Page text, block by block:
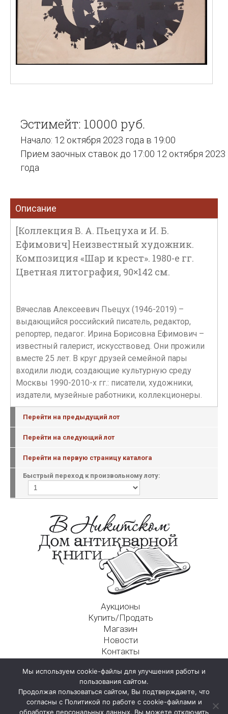
Эстимейт: 10000 руб.
Начало: 12 октября 2023 года в 19:00
Прием заочных ставок до 17:00 12 октября 2023
года
Описание
[Коллекция В. А. Пьецуха и И. Б.
Ефимович] Неизвестный художник.
Композиция «Шар и крест». 1980-е гг.
Цветная литография, 90×142 см.
Вячеслав Алексеевич Пьецух (1946-2019) –
выдающийся российский писатель, редактор,
репортер, педагог. Ирина Борисовна Ефимович –
известный галерист, искусствовед. Они прожили
вместе 25 лет. В круг друзей семейной пары
входили люди, создающие культурную среду
Москвы 1990-2010-х гг.: писатели, художники,
издатели, музейные работники, коллекционеры.
Перейти на предыдущий лот
Перейти на следующий лот
Перейти на первую страницу каталога
Быстрый переход к произвольному лоту:
Аукционы
Купить/Продать
Магазин
Новости
Контакты
125009, г. Москва, Никитский пер., д. 4а, стр. 1
Мы используем cookie-файлы для улучшения работы и
пользования сайтом.
Продолжая пользоваться сайтом, Вы подтверждаете, что
согласны с Политикой по работе с cookie-файлами и
обработке персональных данных. Вы можете отключить